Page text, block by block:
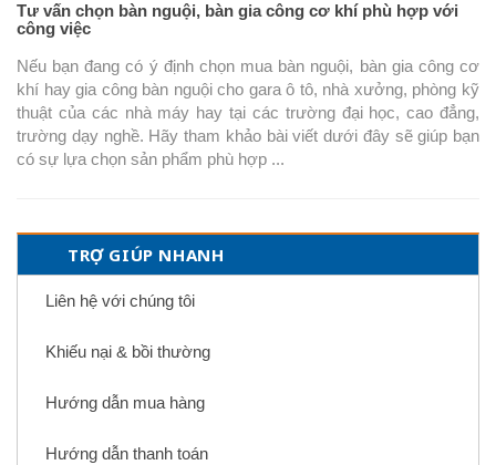
Tư vấn chọn bàn nguội, bàn gia công cơ khí phù hợp với
công việc
Nếu bạn đang có ý định chọn mua bàn nguội, bàn gia công cơ
khí hay gia công bàn nguội cho gara ô tô, nhà xưởng, phòng kỹ
thuật của các nhà máy hay tại các trường đại học, cao đẳng,
trường dạy nghề. Hãy tham khảo bài viết dưới đây sẽ giúp bạn
có sự lựa chọn sản phẩm phù hợp ...
TRỢ GIÚP NHANH
Liên hệ với chúng tôi
Khiếu nại & bồi thường
Hướng dẫn mua hàng
Hướng dẫn thanh toán